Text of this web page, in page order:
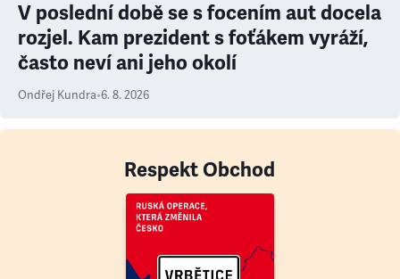
V poslední době se s focením aut docela
rozjel. Kam prezident s foťákem vyráží,
často neví ani jeho okolí
Ondřej Kundra•6. 8. 2026
Respekt Obchod